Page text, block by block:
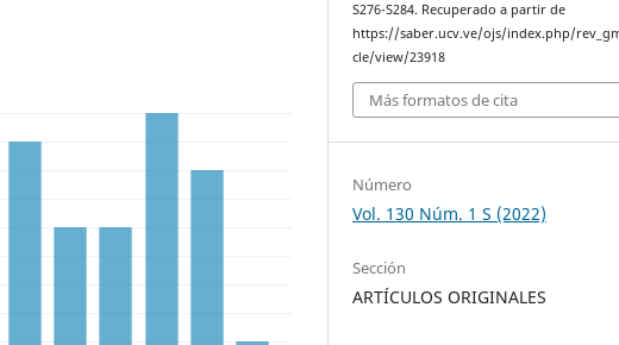
S276-S284. Recuperado a partir de
https://saber.ucv.ve/ojs/index.php/
cle/view/23918
Más formatos de cita
Número
Vol. 130 Núm. 1 S (2022)
Sección
ARTÍCULOS ORIGINALES